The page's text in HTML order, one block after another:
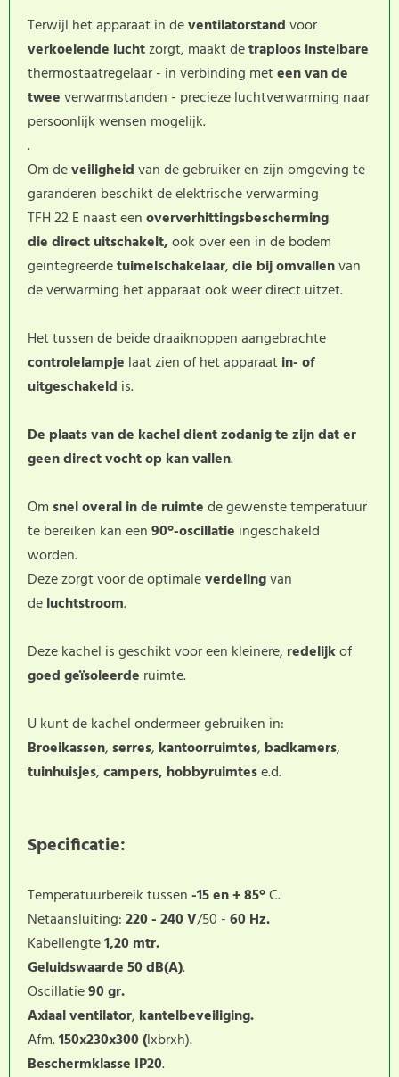
Terwijl het apparaat in deventilatorstandvoor
verkoelende luchtzorgt, maakt detraploos instelbare
thermostaatregelaar - in verbinding meteen van de
tweeverwarmstanden - precieze luchtverwarming naar
persoonlijk wensen mogelijk.
.
Om deveiligheidvan de gebruiker en zijn omgeving te
garanderen beschikt de elektrische verwarming
TFH 22 E naast eenoververhittingsbescherming
die direct uitschakelt,ook over een in de bodem
geïntegreerdetuimelschakelaar,die bij omvallenvan
de verwarming het apparaat ook weer direct uitzet.
Het tussen de beide draaiknoppen aangebrachte
controlelampje laat zien of het apparaatin- of
uitgeschakeld is.
De plaats van de kachel dient zodanig te zijn dat er
geen direct vocht op kan vallen.
Omsnel overal in de ruimtede gewenste temperatuur
te bereiken kan een90°-oscillatie ingeschakeld
worden.
Deze zorgt voor de optimaleverdelingvan
deluchtstroom.
Deze kachel is geschikt voor een kleinere, redelijkof
goed geïsoleerde ruimte.
U kunt de kachel ondermeer gebruiken in:
Broeikassen,serres, kantoorruimtes, badkamers,
tuinhuisjes,campers, hobbyruimtese.d.
Specificatie:
Temperatuurbereik tussen-15 en + 85°C.
Netaansluiting:220 - 240 V/50 -60 Hz.
Kabellengte1,20 mtr.
Geluidswaarde 50 dB(A).
Oscillatie90 gr.
Axiaal ventilator, kantelbeveiliging.
Afm.150x230x300 (lxbrxh).
Beschermklasse IP20.